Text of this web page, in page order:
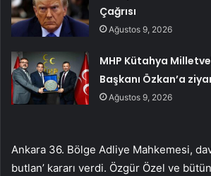
Çağrısı
Ağustos 9, 2026
MHP Kütahya
Başkanı Özkan’a
Ağustos 9, 2026
Ankara 36. Bölge Adliye Mahkemesi,
butlan’ kararı verdi. Özgür Özel ve